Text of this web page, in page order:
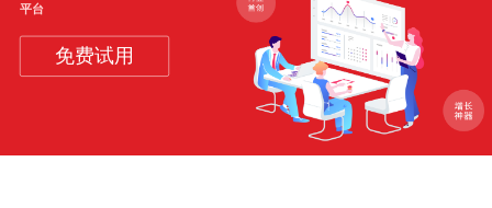
平台
免费试用